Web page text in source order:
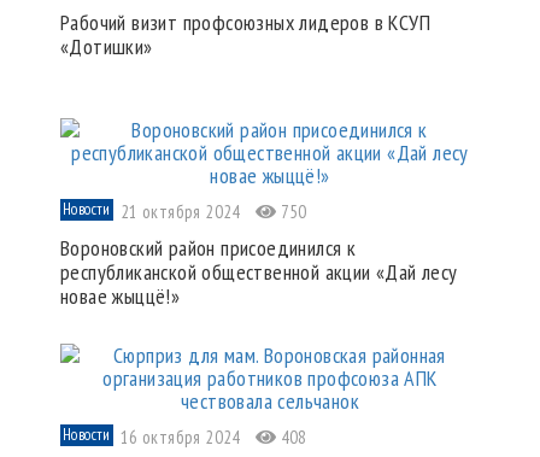
Рабочий визит профсоюзных лидеров в КСУП
«Дотишки»
Новости 21 октября 2024 750
Вороновский район присоединился к
республиканской общественной акции «Дай лесу
новае жыццё!»
Новости 16 октября 2024 408